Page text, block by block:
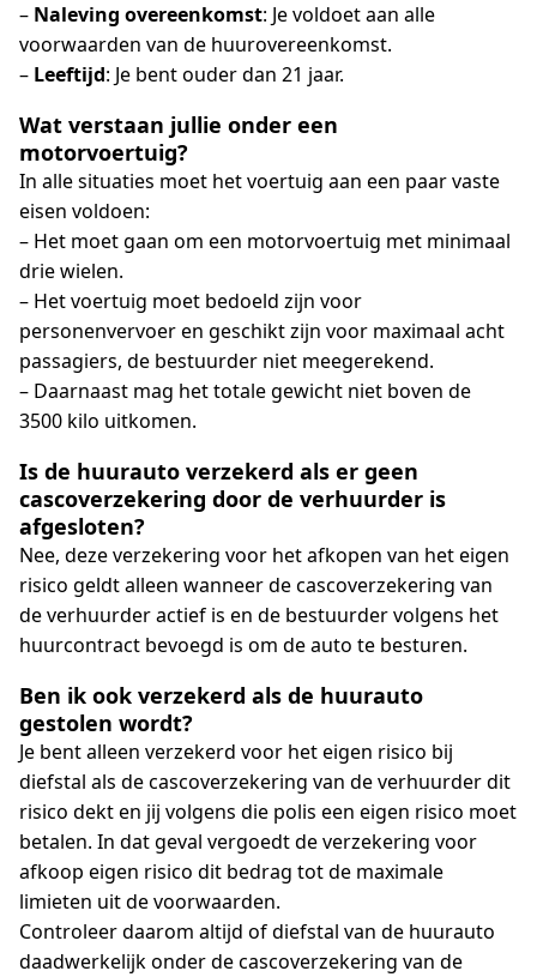
– Naleving overeenkomst: Je voldoet aan alle
voorwaarden van de huurovereenkomst.
– Leeftijd: Je bent ouder dan 21 jaar.
Wat verstaan jullie onder een
motorvoertuig?
In alle situaties moet het voertuig aan een paar vaste
eisen voldoen:
– Het moet gaan om een motorvoertuig met minimaal
drie wielen.
– Het voertuig moet bedoeld zijn voor
personenvervoer en geschikt zijn voor maximaal acht
passagiers, de bestuurder niet meegerekend.
– Daarnaast mag het totale gewicht niet boven de
3500 kilo uitkomen.
Is de huurauto verzekerd als er geen
cascoverzekering door de verhuurder is
afgesloten?
Nee, deze verzekering voor het afkopen van het eigen
risico geldt alleen wanneer de cascoverzekering van
de verhuurder actief is en de bestuurder volgens het
huurcontract bevoegd is om de auto te besturen.
Ben ik ook verzekerd als de huurauto
gestolen wordt?
Je bent alleen verzekerd voor het eigen risico bij
diefstal als de cascoverzekering van de verhuurder dit
risico dekt en jij volgens die polis een eigen risico moet
betalen. In dat geval vergoedt de verzekering voor
afkoop eigen risico dit bedrag tot de maximale
limieten uit de voorwaarden.
Controleer daarom altijd of diefstal van de huurauto
daadwerkelijk onder de cascoverzekering van de